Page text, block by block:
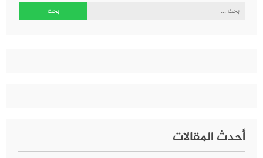
البحث
أحدث المقالات